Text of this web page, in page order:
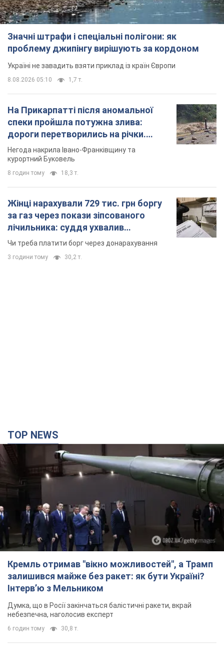
Значні штрафи і спеціальні полігони: як
проблему джипінгу вирішують за кордоном
Україні не завадить взяти приклад із країн Європи
8.08.2026 05:10 1,7 т.
На Прикарпатті після аномальної
спеки пройшла потужна злива:
дороги перетворились на річки.
Відео
Негода накрила Івано-Франківщину та
курортний Буковель
8 годин тому 18,3 т.
Жінці нарахували 729 тис. грн боргу
за газ через покази зіпсованого
лічильника: суддя ухвалив
неочікуване рішення
Чи треба платити борг через донарахування
3 години тому 30,2 т.
TOP NEWS
Кремль отримав "вікно можливостей", а Трамп
залишився майже без ракет: як бути Україні?
Інтерв’ю з Мельником
Думка, що в Росії закінчаться балістичні ракети, вкрай
небезпечна, наголосив експерт
6 годин тому 30,8 т.